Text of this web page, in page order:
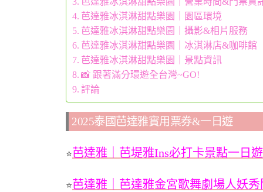
芭達雅冰淇淋甜點樂園｜園區環境
芭達雅冰淇淋甜點樂園｜攝影&相片服務
芭達雅冰淇淋甜點樂園｜冰淇淋店&咖啡館
芭達雅冰淇淋甜點樂園｜景點資訊
📸 跟著滿分環遊全台灣~GO!
評論
2025泰國芭達雅實用票券&一日遊
⭐芭達雅｜芭堤雅Ins必打卡景點一日
⭐芭達雅｜芭達雅金宮歌舞劇場人妖秀